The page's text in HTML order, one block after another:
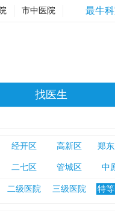
市中医院 最牛科
找医生
经开区 高新区 郑
二七区 管城区 中
二级医院 三级医院 特